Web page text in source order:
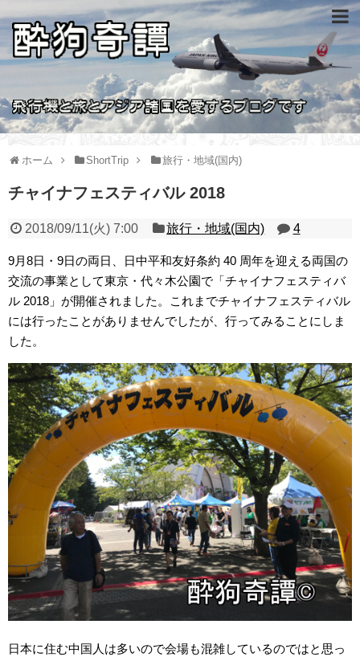
ホーム ShortTrip 旅行・地域(国内)
チャイナフェスティバル 2018
2018/09/11(火) 7:00 旅行・地域(国内) 4
9月8日・9日の両日、日中平和友好条約 40 周年を迎える両国の
交流の事業として東京・代々木公園で「チャイナフェスティバ
ル 2018」が開催されました。これまでチャイナフェスティバル
には行ったことがありませんでしたが、行ってみることにしま
した。
日本に住む中国人は多いので会場も混雑しているのではと思っ